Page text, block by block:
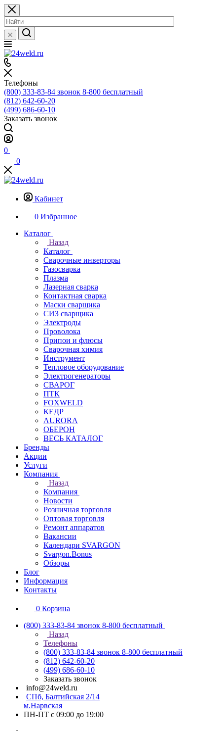
Телефоны
(800) 333-83-84 звонок 8-800 бесплатный
(812) 642-60-20
(499) 686-60-10
Заказать звонок
0
0
Кабинет
0 Избранное
Каталог
Назад
Каталог
Сварочные инверторы
Газосварка
Плазма
Лазерная сварка
Контактная сварка
Маски сварщика
СИЗ сварщика
Электроды
Проволока
Припои и флюсы
Сварочная химия
Инструмент
Тепловое оборудование
Электрогенераторы
СВАРОГ
ПТК
FOXWELD
КЕДР
AURORA
ОБЕРОН
ВЕСЬ КАТАЛОГ
Бренды
Акции
Услуги
Компания
Назад
Компания
Новости
Розничная торговля
Оптовая торговля
Ремонт аппаратов
Вакансии
Календари SVARGON
Svargon.Bonus
Обзоры
Блог
Информация
Контакты
0 Корзина
(800) 333-83-84 звонок 8-800 бесплатный
Назад
Телефоны
(800) 333-83-84 звонок 8-800 бесплатный
(812) 642-60-20
(499) 686-60-10
Заказать звонок
info@24weld.ru
СПб, Балтийская 2/14
м.Нарвская
ПН-ПТ с 09:00 до 19:00